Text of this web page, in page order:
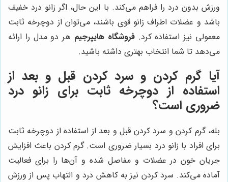
ورزش بدون درد را فراهم می‌کند. با این حال، اگر زانو درد خفیف
باشد و عضلات اطراف زانو قوی باشند، می‌توان از دوچرخه ثابت
معمولی نیز استفاده کرد.فروشگاه هایپرجیم هر دو مدل را ارائه
می‌دهد تا شما انتخاب بهتری داشته باشید.
آیا گرم کردن و سرد کردن قبل و بعد از
استفاده از دوچرخه ثابت برای زانو درد
ضروری است؟
بله، گرم کردن و سرد کردن قبل و بعد از استفاده از دوچرخه ثابت
برای افراد با زانو درد بسیار ضروری است. گرم کردن باعث افزایش
جریان خون در عضلات و مفاصل شده و آن‌ها را برای فعالیت
آماده می‌کند. سرد کردن نیز به کاهش درد و التهاب پس از ورزش